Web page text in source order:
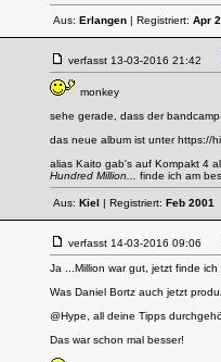
Aus: Erlangen | Registriert: Apr
verfasst 13-03-2016 21:42
monkey
sehe gerade, dass der
das neue album ist unterhttps://
alias Kaito gab's auf Kompakt 4
Hundred Million...
finde ich am
Aus: Kiel | Registriert: Feb 2001
verfasst 14-03-2016 09:06
Ja ...Million war gut, jetzt finde
Was Daniel Bortz auch jetzt
@Hype, all deine Tipps
Das war schon mal besser!